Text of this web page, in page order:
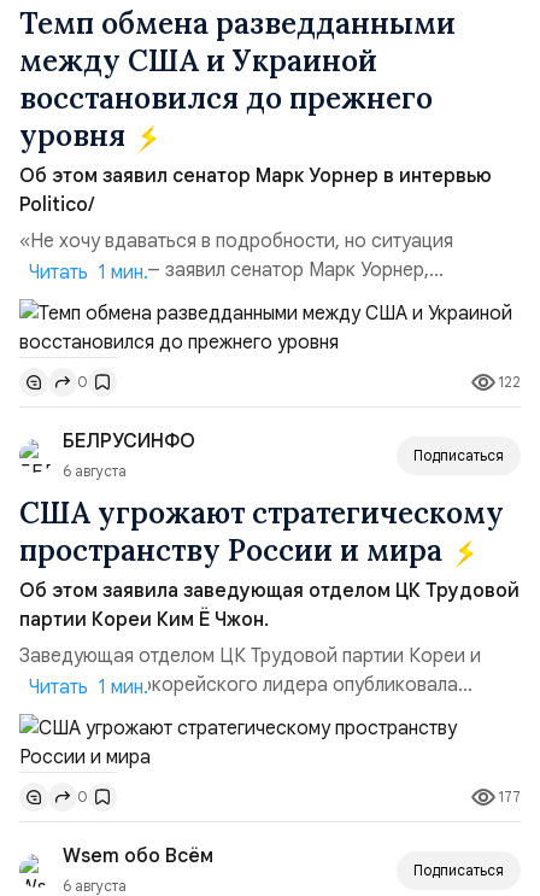
Темп обмена разведданными
между США и Украиной
восстановился до прежнего
уровня
Об этом заявил сенатор Марк Уорнер в интервью
Politico/
«Не хочу вдаваться в подробности, но ситуация
улучшилась», — заявил сенатор Марк Уорнер,
высокопоставленный член комитета по разведке,
добавив, что использование Украиной беспилотников и
ракет большой дальности позволило ей наносить
удары вглубь российской территории и укрепило её
позиции.Сотрудничество со стороны США стало
ключом к позитивному пов...
Читать 1 мин.
0 122
БЕЛРУСИНФО
6 августа
Подписаться
США угрожают стратегическому
пространству России и мира
Об этом заявила заведующая отделом ЦК Трудовой
партии Кореи Ким Ё Чжон.
Заведующая отделом ЦК Трудовой партии Кореи и
сестра северокорейского лидера опубликовала
заявление для прессы в ответ на проведение Токио
совместных с флотом США запусков крылатых ракет
Томагавк.«Япония отбросила обманчивую видимость
„исключительно оборонительной страны“ и выносит
вопрос о собственном ядерном вооружении на
всеобщее обозрение, одновреме...
Читать 1 мин.
0 177
Wsem обо Всём
6 августа
Подписаться